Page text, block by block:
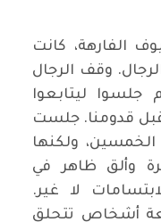
الفارهة، كانت
وقف الرجال
جلسوا ليتابعوا
قبل قدومنا. جلست
ولكنها
وألق ظاهر في
لا غير.
أشخاص تتحلق